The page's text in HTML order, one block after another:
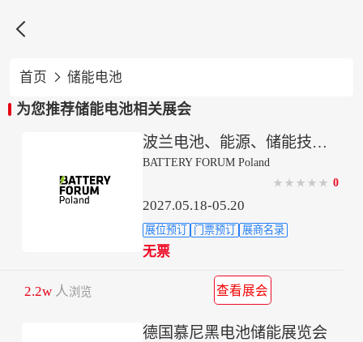

首页  储能电池
为您推荐储能电池相关展会
波兰电池、能源、储能技术展览会
BATTERY FORUM Poland
★ ★ ★ ★ ★ 0
2027.05.18-05.20
展位预订 门票预订 展商名录
无票
2.2w人浏览 查看展会
德国慕尼黑电池储能展览会